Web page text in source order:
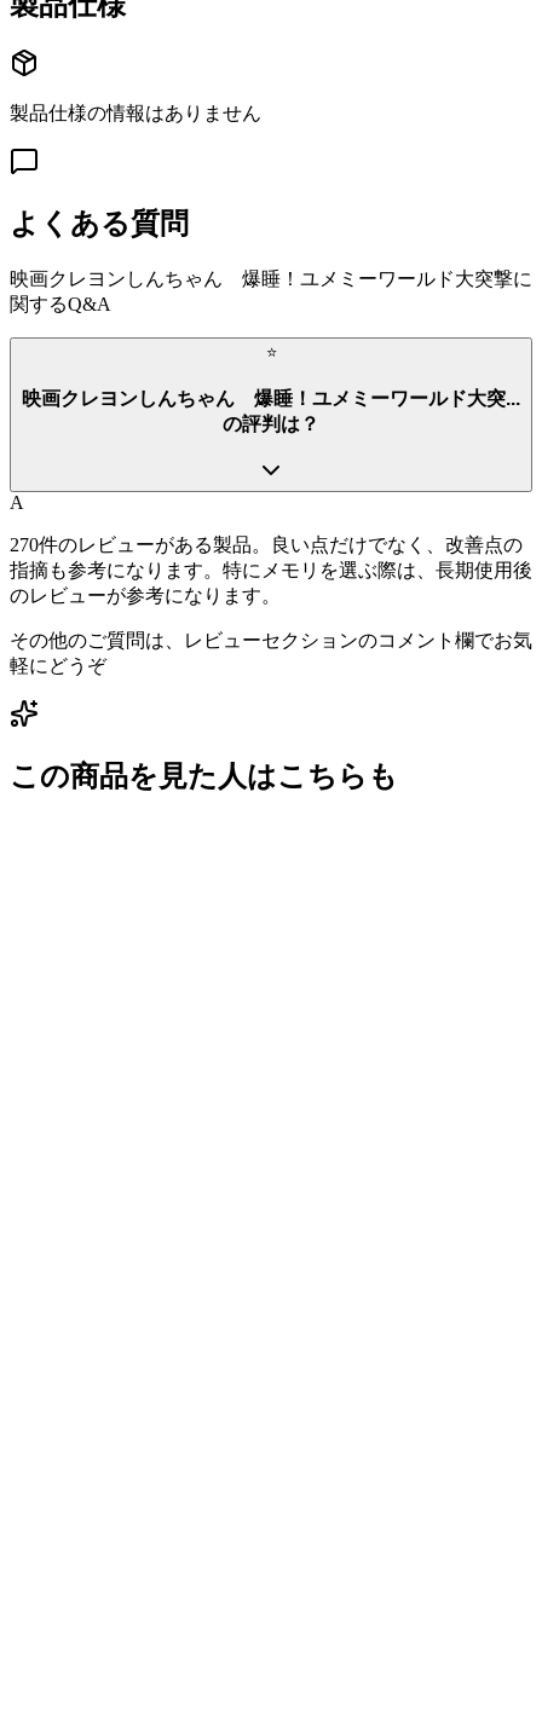
製品仕様の情報はありません
よくある質問
映画クレヨンしんちゃん 爆睡！ユメミーワールド大突撃に
関するQ&A
⭐
映画クレヨンしんちゃん 爆睡！ユメミーワールド大突...
の評判は？
A
270件のレビューがある製品。良い点だけでなく、改善点の
指摘も参考になります。特にメモリを選ぶ際は、長期使用後
のレビューが参考になります。
その他のご質問は、レビューセクションのコメント欄でお気
軽にどうぞ
この商品を見た人はこちらも